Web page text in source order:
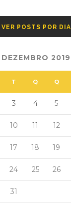
VER POSTS POR DIA
DEZEMBRO 2019
T Q Q
3 4 5
10 11 12
17 18 19
24 25 26
31